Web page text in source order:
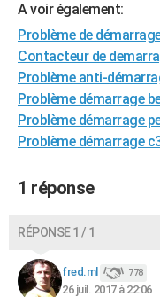
Alimentation
Guide de la santé
Maladies
Médicaments
Sommeil
Destinations
City break
Voyage nature
Voyage de noces
Forum
Climat
+PHOTO
GUIDES D'ACHAT
BONS PLANS
Carte de Noël
Carte Bonne année
Carte Saint-Valentin
Carte Pâques
Carte d'anniversaire
DICTIONNAIRE
Dictionnaire
Biographies
Citations
Expressions
Proverbes
PROGRAMME TV
COPAINS D'AVANT
A voir également:
Problème de
Contacteur de
Problème anti-
Problème démarrage
Problème démarrage
Problème démarrage
1 réponse
RÉPONSE 1 / 1
fred.ml 778
26 juil. 2017 à 22:06